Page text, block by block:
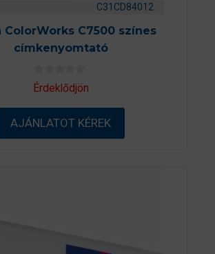
C31CD84012
ColorWorks C7500 színes
címkenyomtató
0
a
-
ő
Érdeklődjön
AJÁNLATOT KÉREK